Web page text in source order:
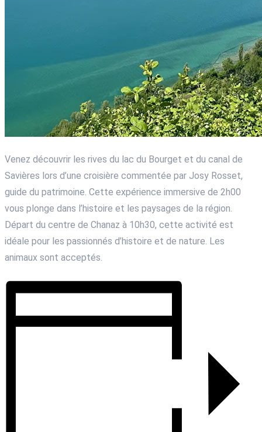
Venez découvrir les rives du lac du Bourget et du canal de
Savières lors d’une croisière commentée par Josy Rosset,
guide du patrimoine. Cette expérience immersive de 2h00
vous plonge dans l’histoire et les paysages de la région.
Départ du centre de Chanaz à 10h30, cette activité est
idéale pour les passionnés d’histoire et de nature. Les
animaux sont acceptés.